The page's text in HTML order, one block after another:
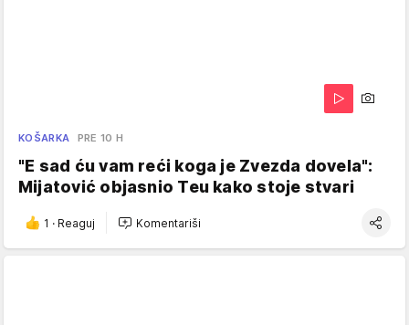
KOŠARKA PRE 10 H
"E sad ću vam reći koga je Zvezda dovela":
Mijatović objasnio Teu kako stoje stvari
1 · Reaguj Komentariši